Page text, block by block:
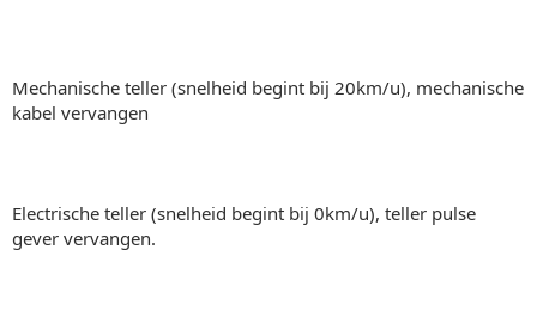
Mechanische teller (snelheid begint bij 20km/u), mechanische
kabel vervangen
Electrische teller (snelheid begint bij 0km/u), teller pulse
gever vervangen.